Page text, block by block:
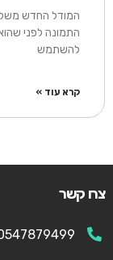
המודל החדש
התמונה לפני
להשתמש
קרא עוד »
צרו קשר